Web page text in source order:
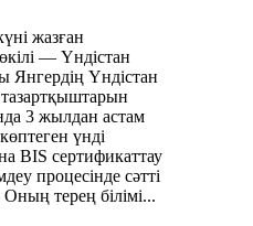
жазған
— Үндістан
Үндістан
3 жылдан астам
үнді
BIS сертификаттау
процесінде сәтті
терең білімі...